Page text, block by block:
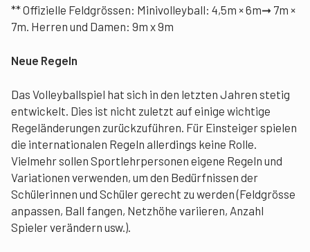
** Offizielle Feldgrössen: Minivolleyball: 4,5m × 6m➞ 7m ×
7m. Herren und Damen: 9m x 9m
Neue Regeln
Das Volleyballspiel hat sich in den letzten Jahren stetig
entwickelt. Dies ist nicht zuletzt auf einige wichtige
Regeländerungen zurückzuführen. Für Einsteiger spielen
die internationalen Regeln allerdings keine Rolle.
Vielmehr sollen Sportlehrpersonen eigene Regeln und
Variationen verwenden, um den Bedürfnissen der
Schülerinnen und Schüler gerecht zu werden (Feldgrösse
anpassen, Ball fangen, Netzhöhe variieren, Anzahl
Spieler verändern usw.).